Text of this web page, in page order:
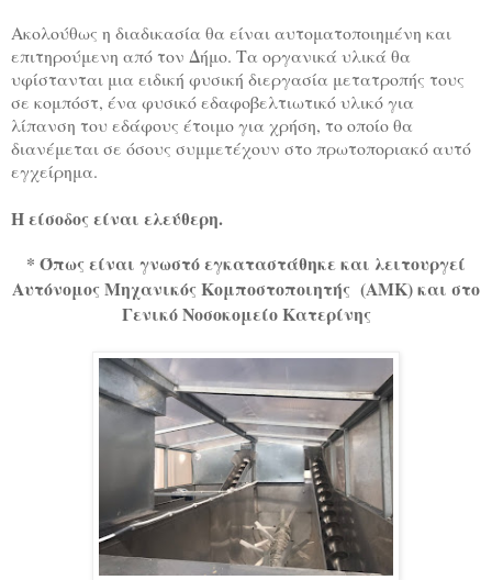
Ακολούθως η διαδικασία θα είναι αυτοματοποιημένη και
επιτηρούμενη από τον Δήμο. Τα οργανικά υλικά θα
υφίστανται μια ειδική φυσική διεργασία μετατροπής τους
σε κομπόστ, ένα φυσικό εδαφοβελτιωτικό υλικό για
λίπανση του εδάφους έτοιμο για χρήση, το οποίο θα
διανέμεται σε όσους συμμετέχουν στο πρωτοποριακό αυτό
εγχείρημα.
Η είσοδος είναι ελεύθερη.
* Όπως είναι γνωστό εγκαταστάθηκε και λειτουργεί
Αυτόνομος Μηχανικός Κομποστοποιητής (ΑΜΚ) και στο
Γενικό Νοσοκομείο Κατερίνης